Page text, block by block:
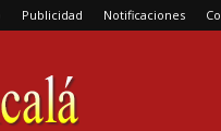
Publicidad Notificaciones